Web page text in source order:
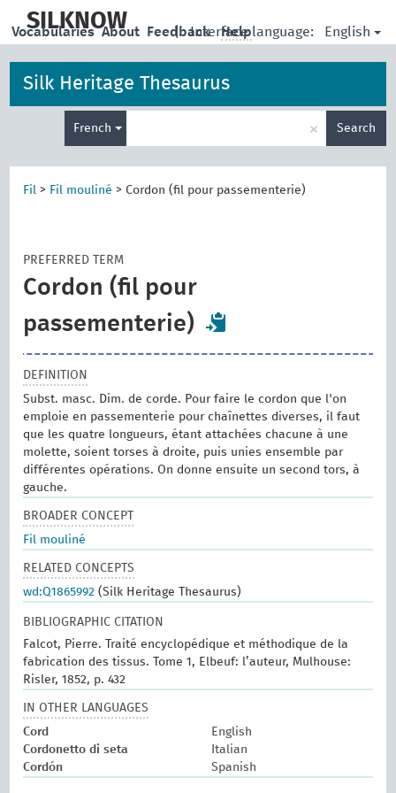
main
SILKNOW | Interface language: English
Vocabularies About Feedback Help
Silk Heritage Thesaurus
French × Search
Fil > Fil mouliné > Cordon (fil pour passementerie)
PREFERRED TERM
Cordon (fil pour
passementerie)
DEFINITION
Subst. masc. Dim. de corde. Pour faire le cordon que l'on
emploie en passementerie pour chaînettes diverses, il faut
que les quatre longueurs, étant attachées chacune à une
molette, soient torses à droite, puis unies ensemble par
différentes opérations. On donne ensuite un second tors, à
gauche.
BROADER CONCEPT
Fil mouliné
RELATED CONCEPTS
wd:Q1865992 (Silk Heritage Thesaurus)
BIBLIOGRAPHIC CITATION
Falcot, Pierre. Traité encyclopédique et méthodique de la
fabrication des tissus. Tome 1, Elbeuf: l’auteur, Mulhouse:
Risler, 1852, p. 432
IN OTHER LANGUAGES
Cord
English
Cordonetto di seta
Italian
Cordón
Spanish